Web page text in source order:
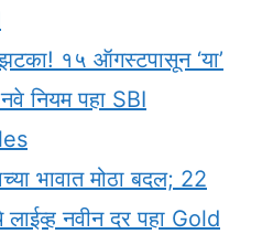
१५ ऑगस्टपासून ‘या’
नियम पहा SBI
भावात मोठा बदल; 22
नवीन दर पहा Gold